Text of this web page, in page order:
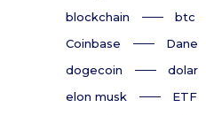
blockchain
btc
Coinbase
Dane
dogecoin
dolar
elon musk
ETF